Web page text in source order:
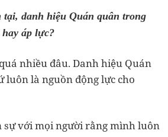
tại, danh hiệu Quán quân trong
áp lực?
nhiều đâu. Danh hiệu Quán
luôn là nguồn động lực cho
sự với mọi người rằng mình luôn